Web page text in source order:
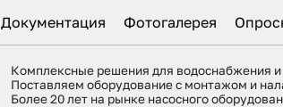
Документация Фотогалерея
Комплексные решения для водоснабжения
Поставляем оборудование с монтажом и
Более 20 лет на рынке насосного